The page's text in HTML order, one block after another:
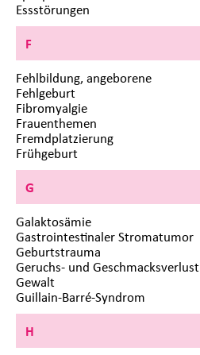
Essstörungen
F
Fehlbildung, angeborene
Fehlgeburt
Fibromyalgie
Frauenthemen
Fremdplatzierung
Frühgeburt
G
Galaktosämie
Gastrointestinaler Stromatumor
Geburtstrauma
Geruchs- und Geschmacksverlust
Gewalt
Guillain-Barré-Syndrom
H